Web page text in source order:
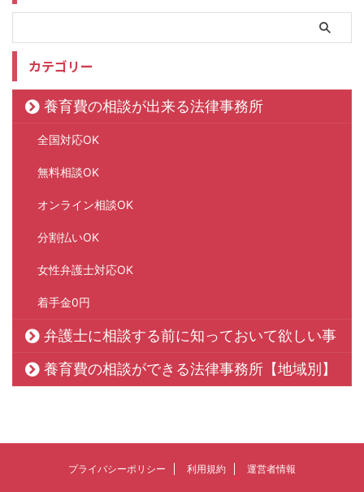
カテゴリー
養育費の相談が出来る法律事務所
全国対応OK
無料相談OK
オンライン相談OK
分割払いOK
女性弁護士対応OK
着手金0円
弁護士に相談する前に知っておいて欲しい事
養育費の相談ができる法律事務所【地域別】
プライバシーポリシー 利用規約 運営者情報